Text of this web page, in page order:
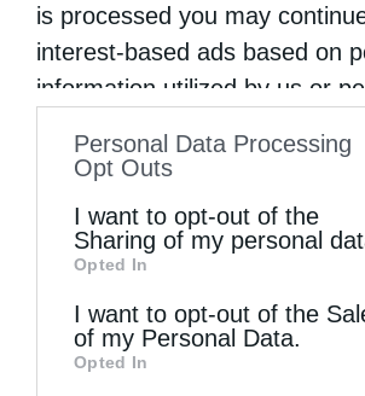
is processed you may
interest-based ads based on
information utilized by us or
to your opt-out. You may
information by third parties on
of downstream participants.
information may also be
third parties on theIAB’s List of
Downstream Participants
Personal Data Processing
Opt Outs
I want to opt-out of the
Sharing of my personal
Opted In
I want to opt-out of the
of my Personal Data.
Opted In
φύλου, θρησκείας και
πανδημία, με την βοήθεια του
περάσει. Τι θα αφήσει όμως
Εύχομαι τα λιγότερα θύματα,
προσφοράς. Ένα βίωμα της
αγάπης, της καταλλαγής, της
γαλήνης και έναν κόσμο πιο